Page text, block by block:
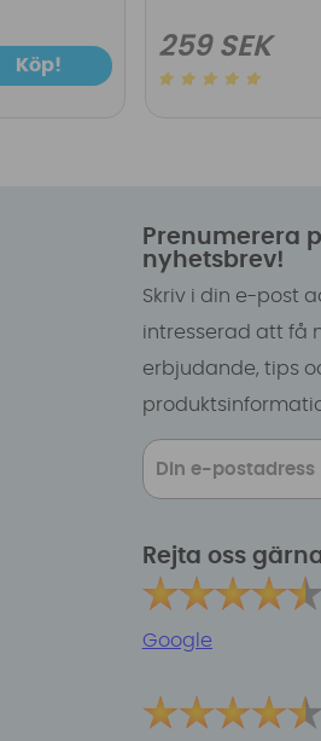
Köp!
259 SEK
Prenumerera
nyhetsbrev!
Skriv i din e-post
intresserad att få
erbjudande, tips
Rejta oss
Google